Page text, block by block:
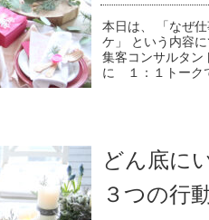
本日は、 「なぜ
ケ」 という内容
集客コンサルタン
に １：１トーク
どん底に
３つの行